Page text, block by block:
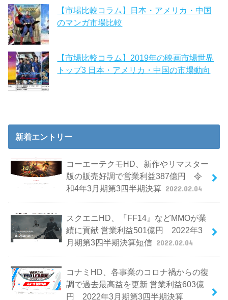
【市場比較コラム】日本・アメリカ・中国
のマンガ市場比較
【市場比較コラム】2019年の映画市場世界
トップ3 日本・アメリカ・中国の市場動向
新着エントリー
コーエーテクモHD、新作やリマスター
版の販売好調で営業利益387億円 令
和4年3月期第3四半期決算 2022.02.04
スクエニHD、『FF14』などMMOが業
績に貢献 営業利益501億円 2022年3
月期第3四半期決算短信 2022.02.04
コナミHD、各事業のコロナ禍からの復
調で過去最高益を更新 営業利益603億
円 2022年3月期第3四半期決算